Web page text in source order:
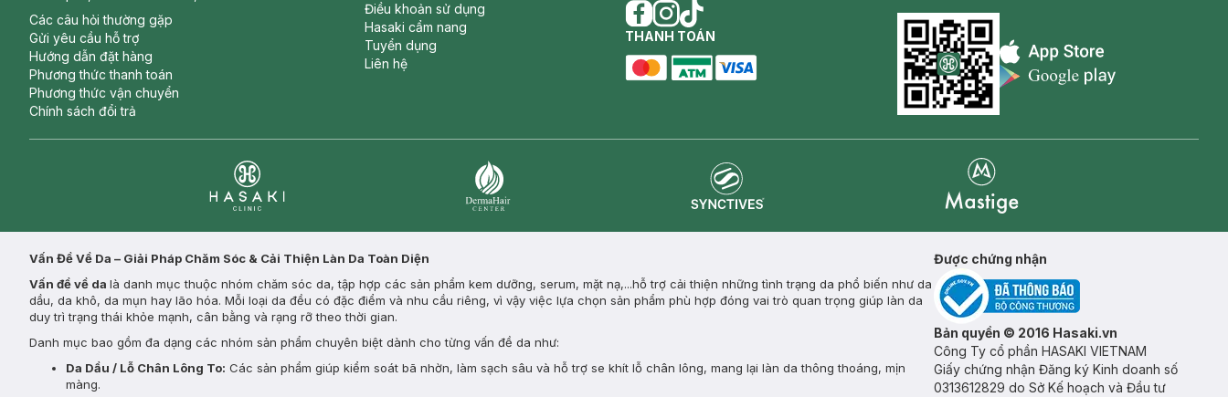
Các câu hỏi thường gặp
Gửi yêu cầu hỗ trợ
Hướng dẫn đặt hàng
Phương thức thanh toán
Phương thức vận chuyển
Chính sách đổi trả
Điều khoản sử dụng
Hasaki cẩm nang
Tuyển dụng
Liên hệ
facebook
instagram
tiktok
THANH TOÁN
Appstore icon
Vấn Đề Về Da – Giải Pháp Chăm Sóc & Cải Thiện Làn Da Toàn Diện
Vấn đề về da là danh mục thuộc nhóm chăm sóc da, tập hợp các sản phẩm kem dưỡng, serum, mặt nạ,...hỗ trợ cải thiện những tình trạng da phổ biến như da
dầu, da khô, da mụn hay lão hóa. Mỗi loại da đều có đặc điểm và nhu cầu riêng, vì vậy việc lựa chọn sản phẩm phù hợp đóng vai trò quan trọng giúp làn da
duy trì trạng thái khỏe mạnh, cân bằng và rạng rỡ theo thời gian.
Danh mục bao gồm đa dạng các nhóm sản phẩm chuyên biệt dành cho từng vấn đề da như:
Da Dầu / Lỗ Chân Lông To: Các sản phẩm giúp kiểm soát bã nhờn, làm sạch sâu và hỗ trợ se khít lỗ chân lông, mang lại làn da thông thoáng, mịn
màng.
Được chứng nhận
Bản quyền © 2016 Hasaki.vn
Công Ty cổ phần HASAKI VIETNAM
Giấy chứng nhận Đăng ký Kinh doanh số
0313612829 do Sở Kế hoạch và Đầu tư